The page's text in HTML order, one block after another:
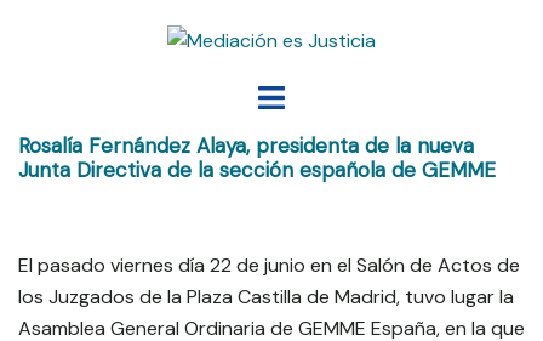
Alternar
Rosalía Fernández Alaya, presidenta de la nueva
Junta Directiva de la sección española de GEMME
El pasado viernes día 22 de junio en el Salón de Actos de
los Juzgados de la Plaza Castilla de Madrid, tuvo lugar la
Asamblea General Ordinaria de GEMME España, en la que